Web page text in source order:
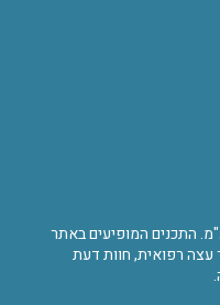
בע"מ. התכנים המופיעים באתר
עצה רפואית, חוות דעת